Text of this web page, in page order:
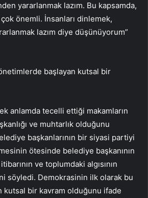
yararlanmak lazım. Bu kapsamda,
önemli. İnsanları dinlemek,
lazım diye düşünüyorum”
başlayan kutsal bir
anlamda tecelli ettiği makamların
ve muhtarlık olduğunu
başkanlarının bir siyasi partiyi
ötesinde belediye başkanının
ve toplumdaki algısının
söyledi. Demokrasinin ilk olarak bu
kutsal bir kavram olduğunu ifade